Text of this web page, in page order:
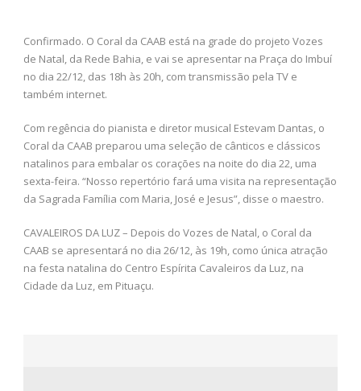
Confirmado. O Coral da CAAB está na grade do projeto Vozes
de Natal, da Rede Bahia, e vai se apresentar na Praça do Imbuí
no dia 22/12, das 18h às 20h, com transmissão pela TV e
também internet.
Com regência do pianista e diretor musical Estevam Dantas, o
Coral da CAAB preparou uma seleção de cânticos e clássicos
natalinos para embalar os corações na noite do dia 22, uma
sexta-feira. “Nosso repertório fará uma visita na representação
da Sagrada Família com Maria, José e Jesus”, disse o maestro.
CAVALEIROS DA LUZ – Depois do Vozes de Natal, o Coral da
CAAB se apresentará no dia 26/12, às 19h, como única atração
na festa natalina do Centro Espírita Cavaleiros da Luz, na
Cidade da Luz, em Pituaçu.